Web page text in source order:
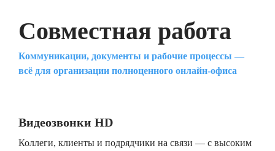
Совместная работа
Коммуникации, документы и рабочие процессы —
всё для организации полноценного онлайн-офиса
Видеозвонки HD
Коллеги, клиенты и подрядчики на связи — с высоким